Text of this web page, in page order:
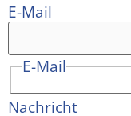
E-Mail
E-Mail
Nachricht